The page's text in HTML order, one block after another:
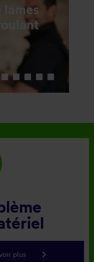
plus keyboard_arrow_right